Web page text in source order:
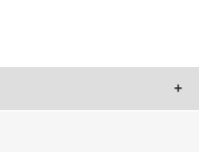
せたコンテンツや広告の